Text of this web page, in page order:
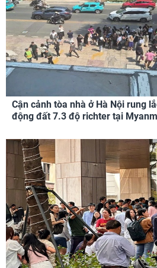
Cận cảnh tòa nhà ở Hà Nội rung
động đất 7.3 độ richter tại